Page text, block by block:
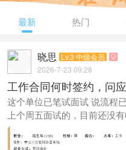
最新 热门
晓思 Lv.3 中级会员 
2026-7-23 09:28
工作合同何时签约，问
这个单位已笔试面试 说流程
上个周五面试的，目前还没